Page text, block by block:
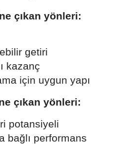
çıkan yönleri:
getiri
kazanç
için uygun yapı
çıkan yönleri:
potansiyeli
bağlı performans